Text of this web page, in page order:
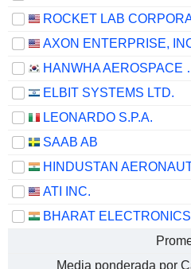
AXON ENTERPRISE,
ELBIT SYSTEMS LTD.
LEONARDO S.P.A.
SAAB AB
ATI INC.
Media ponderada por